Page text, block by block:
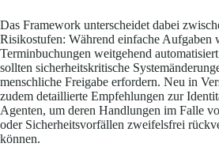
Das Framework unterscheidet dabei
Risikostufen: Während einfache Aufgaben
Terminbuchungen weitgehend
sollten sicherheitskritische
menschliche Freigabe erfordern. Neu in
zudem detaillierte Empfehlungen zur
Agenten, um deren Handlungen im Falle
oder Sicherheitsvorfällen zweifelsfrei
können.